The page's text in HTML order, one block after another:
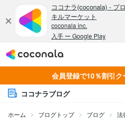
会員登録で10％割引ク
ココナラブログ
ホーム ブログトップ ブログ 法